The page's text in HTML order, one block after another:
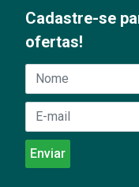
Cadastre-se
ofertas!